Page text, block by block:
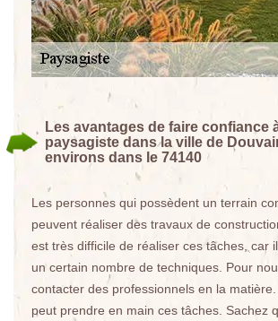
Les avantages de faire confiance
paysagiste dans la ville de
environs dans le 74140
Les personnes qui possèdent un terrain
peuvent réaliser des travaux de
est très difficile de réaliser ces tâches, car
un certain nombre de techniques. Pour
contacter des professionnels en la
peut prendre en main ces tâches. Sachez